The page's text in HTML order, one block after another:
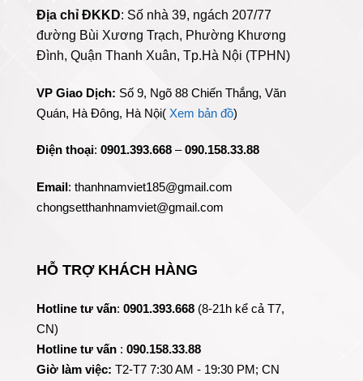
Địa chỉ ĐKKD: Số nhà 39, ngách 207/77
đường Bùi Xương Trạch, Phường Khương
Đình, Quận Thanh Xuân, Tp.Hà Nội (TPHN)
VP Giao Dịch: Số 9, Ngõ 88 Chiến Thắng, Văn
Quán, Hà Đông, Hà Nội( Xem bản đồ)
Điện thoại: 0901.393.668 –090.158.33.88
Email: thanhnamviet185@gmail.com
chongsetthanhnamviet@gmail.com
HỖ TRỢ KHÁCH HÀNG
Hotline tư vấn: 0901.393.668 (8-21h kể cả T7,
CN)
Hotline tư vấn : 090.158.33.88
Giờ làm việc: T2-T7 7:30 AM - 19:30 PM; CN